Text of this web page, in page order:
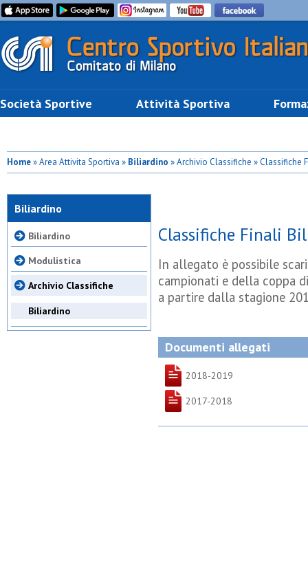
Società Sportive Attività Sportiva
Home» Area Attivita Sportiva » Biliardino » Archivio Classifiche » Classifiche
Biliardino
Biliardino
Modulistica
Archivio Classifiche
Biliardino
Classifiche Finali
In allegato è possibile
campionati e della coppa
a partire dalla stagione
Documenti allegati
2018-2019
2017-2018